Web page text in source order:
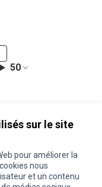
sur le site
pour améliorer la
nous
et un contenu
50